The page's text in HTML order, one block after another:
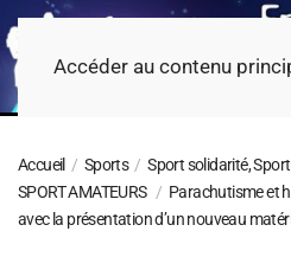
Accéder au contenu
Accueil Sports
Sport solidarité,
SPORT AMATEURS
Parachutisme et
avec la présentation d’un nouveau